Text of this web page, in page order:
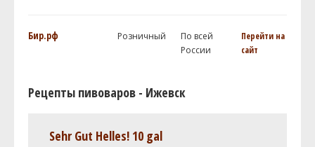
Бир.рф Розничный
По всей
России
Перейти на
сайт
Рецепты пивоваров - Ижевск
Sehr Gut Helles! 10 gal